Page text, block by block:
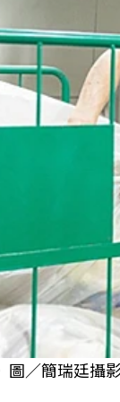
圖／簡瑞廷攝